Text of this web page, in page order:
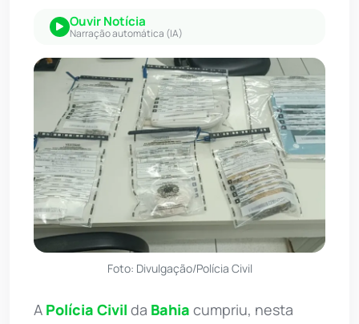
Ouvir Notícia
Narração automática (IA)
Foto: Divulgação/Polícia Civil
A Polícia Civil da Bahia cumpriu, nesta